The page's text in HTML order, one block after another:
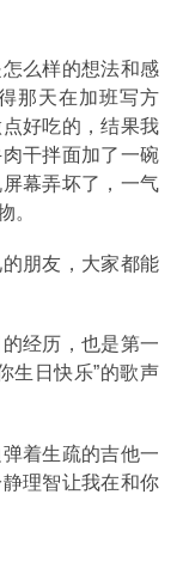
么样的想法和感
那天在加班写方
好吃的，结果我
干拌面加了一碗
幕弄坏了，一气
。
朋友，大家都能
经历，也是第一
生日快乐”的歌声
着生疏的吉他一
理智让我在和你